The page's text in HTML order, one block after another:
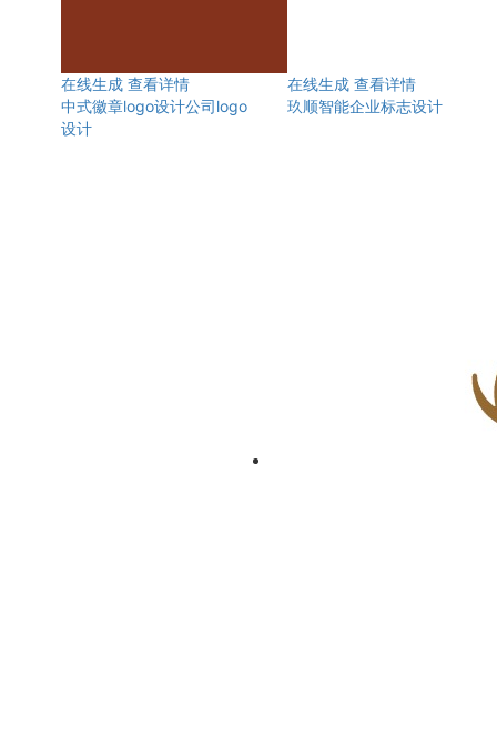
在线生成 查看详情
中式徽章logo设计公司logo
设计
在线生成 查看详情
玖顺智能企业标志设计